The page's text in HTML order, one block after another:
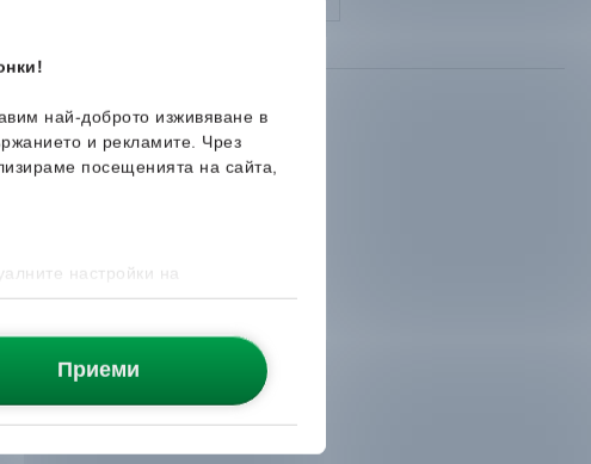
най-доброто изживяване в
и рекламите. Чрез
посещенията на сайта,
настройки на
Приеми